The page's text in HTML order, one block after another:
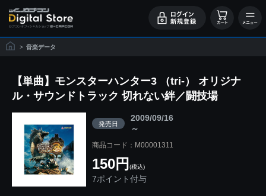
> 音楽データ
【単曲】モンスターハンター3 （tri-） オリジナ
ル・サウンドトラック 切れない絆／闘技場
発売日
2009/09/16
～
商品コード：M00001311
150円 (税込)
7ポイント付与